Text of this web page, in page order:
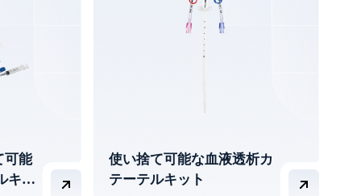
可能
キッ
使い捨て可能な血液透析カ
テーテルキット